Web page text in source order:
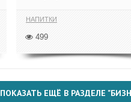
НАПИТКИ
499
ПОКАЗАТЬ ЕЩЁ В РАЗДЕЛЕ